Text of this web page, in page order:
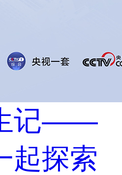
记——
起探索